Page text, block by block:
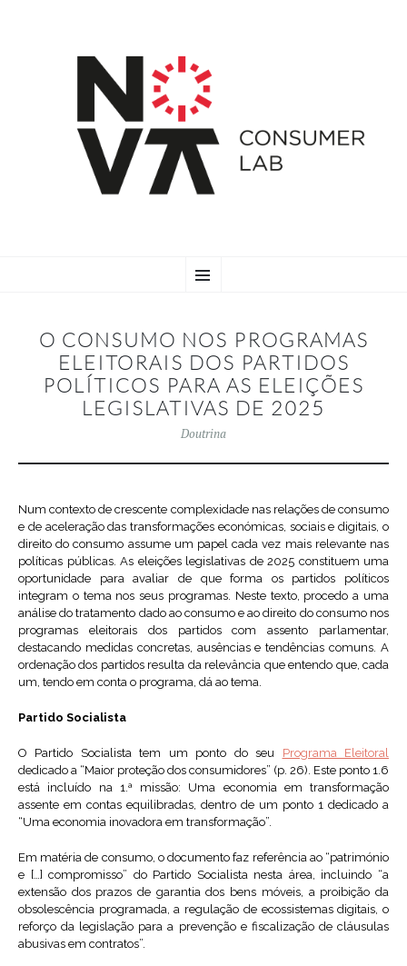
TO
O CONSUMO NOS PROGRAMAS
ELEITORAIS DOS PARTIDOS
POLÍTICOS PARA AS ELEIÇÕES
LEGISLATIVAS DE 2025
Doutrina
Num contexto de crescente complexidade nas relações de consumo
e de aceleração das transformações económicas, sociais e digitais, o
direito do consumo assume um papel cada vez mais relevante nas
políticas públicas. As eleições legislativas de 2025 constituem uma
oportunidade para avaliar de que forma os partidos políticos
integram o tema nos seus programas. Neste texto, procedo a uma
análise do tratamento dado ao consumo e ao direito do consumo nos
programas eleitorais dos partidos com assento parlamentar,
destacando medidas concretas, ausências e tendências comuns. A
ordenação dos partidos resulta da relevância que entendo que, cada
um, tendo em conta o programa, dá ao tema.
Partido Socialista
O Partido Socialista tem um ponto do seu Programa Eleitoral
dedicado a “Maior proteção dos consumidores” (p. 26). Este ponto 1.6
está incluído na 1.ª missão: Uma economia em transformação
assente em contas equilibradas, dentro de um ponto 1 dedicado a
“Uma economia inovadora em transformação”.
Em matéria de consumo, o documento faz referência ao “património
e […] compromisso” do Partido Socialista nesta área, incluindo “a
extensão dos prazos de garantia dos bens móveis, a proibição da
obsolescência programada, a regulação de ecossistemas digitais, o
reforço da legislação para a prevenção e fiscalização de cláusulas
abusivas em contratos”.